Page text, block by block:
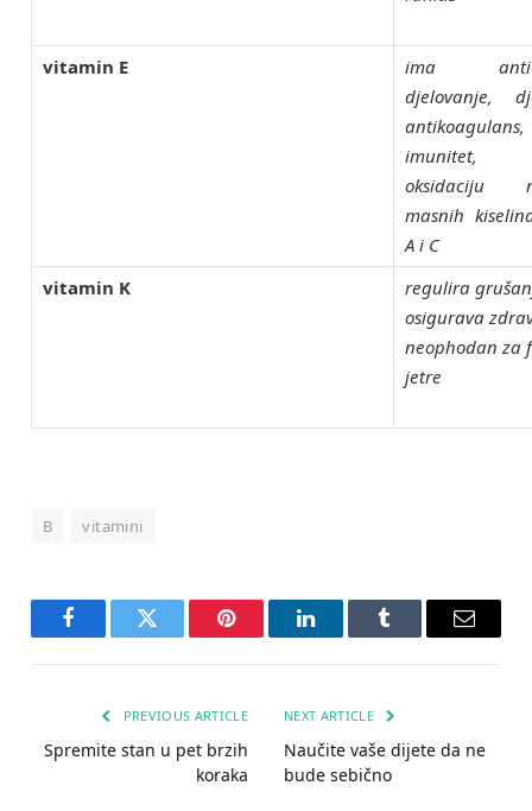
vitamin E
ima
djelovanje,
antikoagulans,
imunitet,
oksidaciju
masnih
A i C
vitamin K
regulira
osigurava
neophodan za
jetre
B vitamini
FacebookTwitter Pinterest LinkedInTumblr Email
PREVIOUS ARTICLE
Spremite stan u pet brzih
koraka
NEXT ARTICLE
Naučite vaše dijete da ne
bude sebično